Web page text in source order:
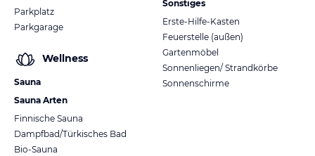
Parkplatz
Parkgarage
Wellness
Sauna
Sauna Arten
Finnische Sauna
Dampfbad/Türkisches Bad
Bio-Sauna
Sonstiges
Erste-Hilfe-Kasten
Feuerstelle (außen)
Gartenmöbel
Sonnenliegen/ Strandkörbe
Sonnenschirme